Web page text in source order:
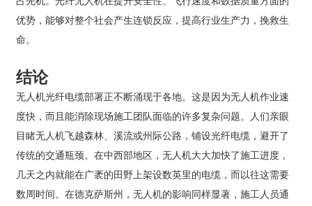
优势，能够对整个社会产生连锁反应，提高行业生产力，挽救生
命。
结论
无人机光纤电缆部署正不断涌现于各地。这是因为无人机作业速
度快，而且能消除现场施工团队面临的许多复杂问题。人们亲眼
目睹无人机飞越森林、溪流或州际公路，铺设光纤电缆，避开了
传统的交通瓶颈。在中西部地区，无人机大大加快了施工进度，
几天之内就能在广袤的田野上架设数英里的电缆，而以往这需要
数周时间。在德克萨斯州，无人机的影响同样显著，施工人员通